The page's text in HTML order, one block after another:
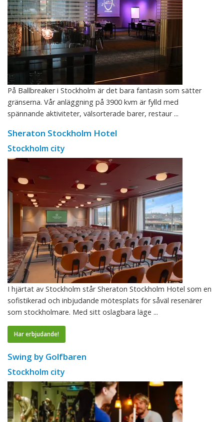
På Ballbreaker i Stockholm är det bara fantasin som sätter
gränserna. Vår anläggning på 3900 kvm är fylld med
spännande aktiviteter, välsorterade barer, restaur ...
Sheraton Stockholm Hotel
Stockholm city
I hjärtat av Stockholm står Sheraton Stockholm Hotel som en
sofistikerad och inbjudande mötesplats för såväl resenärer
som stockholmare. Med sitt oslagbara läge ...
Har erbjudande!
Swing by Golfbaren
Stockholm city